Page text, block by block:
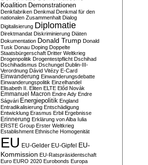
Koalition Demonstrationen
Denkfabriken Denkmal Denkmal für den
nationalen Zusammenhalt Dialog
Digitalisierung Diplomatie
Direktmandat Diskriminierung Diäten
Dokumentation Donald Trump Donald
Tusk Donau Doping Doppelte
Staatsbürgerschaft Dritter Weltkrieg
Drogenpolitik Drogentestpflicht Dschihad
Dschihadismus Dschungel Dublin-III-
Verordnung Dávid Vitézy E-Card
Einwanderung Einwanderungsdebatte
Einwanderungspolitik Einzelhandel
Elisabeth II. Eliten ELTE Előd Novák
Emmanuel Macron Endre Ady Endre
Ságvári Energiepolitik England
Entradikalisierung Entschädigung
Entwicklung Erasmus Erbil Ergebnisse
Erinnerung Erklärung von Alba Iulia
ERSTE Group Erster Weltkrieg
Establishment Ethnische Homogenität
EU EU-Gelder EU-Gipfel EU-
Kommission EU-Ratspräsidentschaft
Euro EURO 2020 Eurobonds Europa